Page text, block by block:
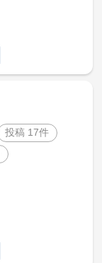
投稿 17件